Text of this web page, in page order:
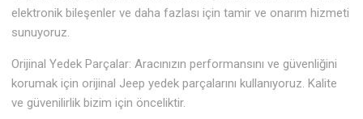
elektronik bileşenler ve daha fazlası için tamir ve onarım hizmeti
sunuyoruz.
Orijinal Yedek Parçalar: Aracınızın performansını ve güvenliğini
korumak için orijinal Jeep yedek parçalarını kullanıyoruz. Kalite
ve güvenilirlik bizim için önceliktir.